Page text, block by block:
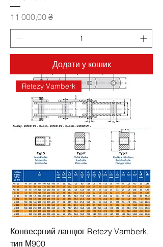
Ціна
11 000,00 ₴
Додати у кошик
Retezy Vamberk
Конвеєрний ланцюг Retezy Vamberk,
тип М900